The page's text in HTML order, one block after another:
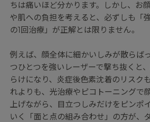
ちは痛いほど分かります。しかし、お
や肌への負担を考えると、必ずしも「
の1回治療」が正解とは限りません。
例えば、顔全体に細かいしみが散らば
つひとつを強いレーザーで撃ち抜くと
らけになり、炎症後色素沈着のリスク
れよりも、光治療やピコトーニングで
上げながら、目立つしみだけをピンポ
いく「面と点の組み合わせ」の方が、